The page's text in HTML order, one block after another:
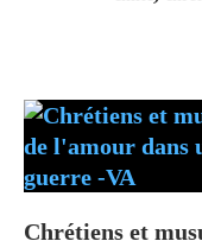
Chrétiens et